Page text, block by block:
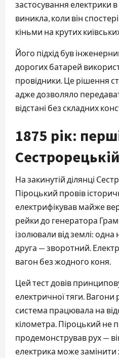
застосування електрики в
виникла, коли він
кіньми на крутих
Його підхід був
дорогих батарей
провідники. Це рішення
адже дозволяло
відстані без складних
1875 рік:
На закинутій ділянці
Піроцький провів
електрифікував майже
рейки до генератора
ізолювали від землі:
друга — зворотний.
вагон без жодного коня.
Цей тест довів
електричної тяги. Вагони
система працювала на
кілометра. Піроцький не
продемонстрував рух —
електрика може